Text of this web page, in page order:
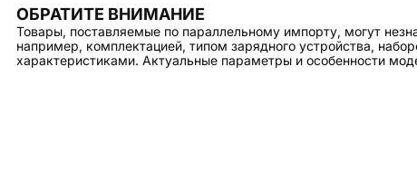
ОБРАТИТЕ ВНИМАНИЕ
Товары, поставляемые по параллельному импорту, могут
например, комплектацией, типом зарядного устройства,
характеристиками. Актуальные параметры и особенности